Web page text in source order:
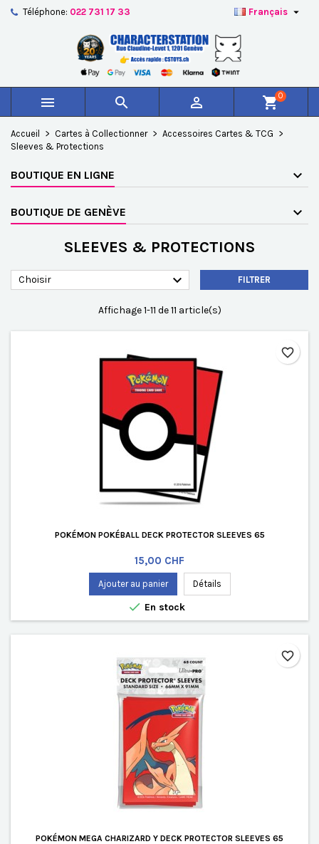
Téléphone: 022 731 17 33 Français 
   shopping_cart0
Accueil Cartes à Collectionner
Accessoires Cartes & TCG
Sleeves & Protections
BOUTIQUE EN LIGNE
BOUTIQUE DE GENÈVE
SLEEVES & PROTECTIONS
Choisir  FILTRER
Affichage 1-11 de 11 article(s)
POKÉMON POKÉBALL DECK PROTECTOR SLEEVES 65
Prix
15,00 CHF
Ajouter au panier Détails
 En stock
favorite_border
POKÉMON MEGA CHARIZARD Y DECK PROTECTOR SLEEVES 65
favorite_border
Créer une nouvelle liste
((confirmMessage))
((cancelText)) ((modalDeleteText))
Nom de la liste d'envies
Annuler Créer une liste d'envies
Vous devez être connecté pour ajouter des produits à
votre liste d'envies.